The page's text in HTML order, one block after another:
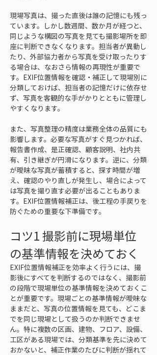
現場写真は、撮った直後は誰の記憶にも残っ
ています。しかし数週間、数か月が経つと、
同じような構図の写真を見ても撮影場所を即
座に判断できなくなります。担当者が異動し
たり、外部協力者から写真を受け取ったりす
る場合は、なおさら情報の再現性が重要で
す。EXIF位置情報を確認・補正して現場別に
分類しておけば、担当者の記憶だけに依存せ
ず、写真を客観的な手がかりとともに管理し
やすくなります。
また、写真整理の精度は業務全体の品質にも
影響します。必要な写真がすぐ見つかれば、
報告書作成、是正確認、顧客説明、社内共
有、引き継ぎが円滑になります。逆に、分類
が曖昧な写真が蓄積すると、探す時間が増
え、確認のやり直しが発生し、場合によって
は写真を撮り直す必要が出ることもありま
す。EXIF位置情報補正は、後工程の手戻りを
防ぐための重要な下準備です。
コツ1 撮影前に現場単位
の基準情報を決めておく
EXIF位置情報補正を効率よく行うには、撮
影後にすべてを判断するのではなく、撮影前
の段階で現場単位の基準情報を決めておくこ
とが重要です。現場ごとの基準情報が曖昧な
ままだと、写真の位置情報を見ても、どこま
でを同じ現場として扱うのか判断できませ
ん。特に複数の区画、建物、フロア、設備、
工区がある現場では、分類基準を先に決めて
おかないと、補正作業のたびに判断が揺れて